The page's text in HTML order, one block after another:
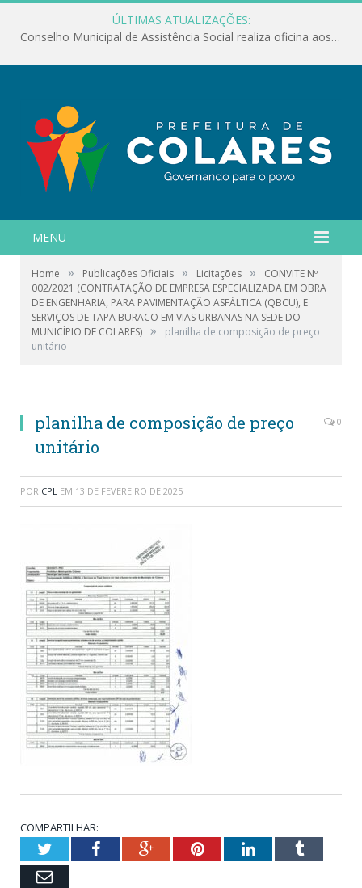
ÚLTIMAS ATUALIZAÇÕES:
Conselho Municipal de Assistência Social realiza oficina aos servidores
MENU
Home » Publicações Oficiais » Licitações »
CONVITE Nº
002/2021 (CONTRATAÇÃO DE EMPRESA ESPECIALIZADA EM OBRA
DE ENGENHARIA, PARA PAVIMENTAÇÃO ASFÁLTICA (QBCU), E
SERVIÇOS DE TAPA BURACO EM VIAS URBANAS NA SEDE DO
MUNICÍPIO DE COLARES) »
planilha de composição de preço
unitário
planilha de composição de preço
unitário
0
POR CPL EM 13 DE FEVEREIRO DE 2025
COMPARTILHAR:
TwitterFacebookGoogle+PinterestLinkedInTumblr
Email